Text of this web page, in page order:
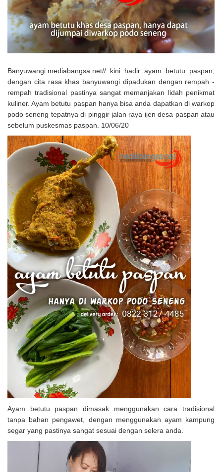
Uji Coba Program NADI JKN
Banyuwangi.mediabangsa.net// kini hadir ayam betutu paspan,
dengan cita rasa khas banyuwangi dipadukan dengan rempah -
rempah tradisional pastinya sangat memanjakan lidah penikmat
kuliner. Ayam betutu paspan hanya bisa anda dapatkan di warkop
podo seneng tepatnya di pinggir jalan raya ijen desa paspan atau
sebelum puskesmas paspan. 10/06/20
Ayam betutu paspan dimasak menggunakan cara tradisional
tanpa bahan pengawet, dengan menggunakan ayam kampung
segar yang pastinya sangat sesuai dengan selera anda.